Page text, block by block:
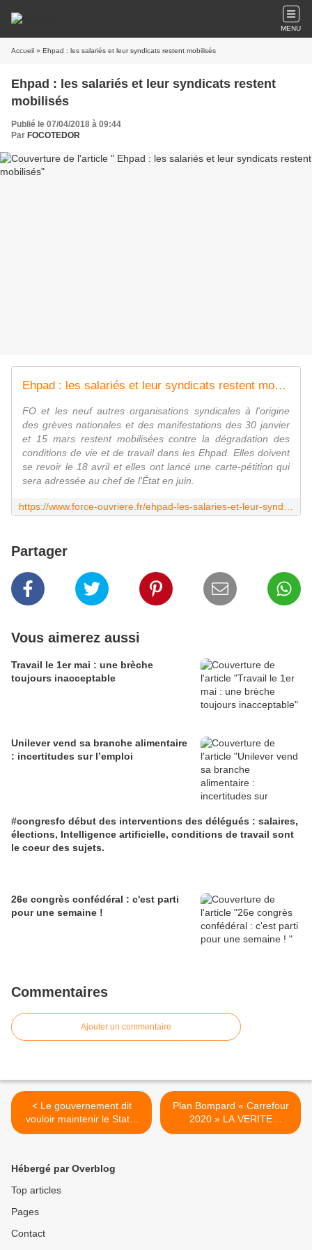
MENU
Accueil » Ehpad : les salariés et leur syndicats restent mobilisés
Ehpad : les salariés et leur syndicats restent
mobilisés
Publié le 07/04/2018 à 09:44
Par FOCOTEDOR
Ehpad : les salariés et leur syndicats restent mobilisés | Force Ouvrière
FO et les neuf autres organisations syndicales à l'origine
des grèves nationales et des manifestations des 30 janvier
et 15 mars restent mobilisées contre la dégradation des
conditions de vie et de travail dans les Ehpad. Elles doivent
se revoir le 18 avril et elles ont lancé une carte-pétition qui
sera adressée au chef de l'État en juin.
Partager
Vous aimerez aussi
Travail le 1er mai : une brèche
toujours inacceptable
Unilever vend sa branche alimentaire
: incertitudes sur l’emploi
#congresfo début des interventions des délégués : salaires,
élections, Intelligence artificielle, conditions de travail sont
le coeur des sujets.
26e congrès confédéral : c'est parti
pour une semaine !
Commentaires
Ajouter un commentaire
< Le gouvernement dit
vouloir maintenir le Statut
général des fonctionnaires :
Plan Bompard « Carrefour
2020 » LA VERITE
CACHEE !! >
Hébergé par Overblog
Top articles
Pages
Contact